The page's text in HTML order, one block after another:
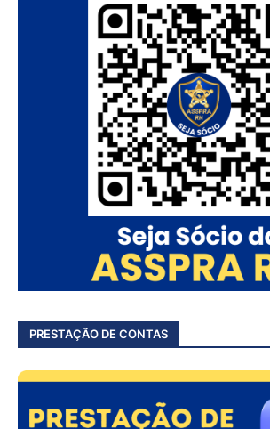
PRESTAÇÃO DE CONTAS